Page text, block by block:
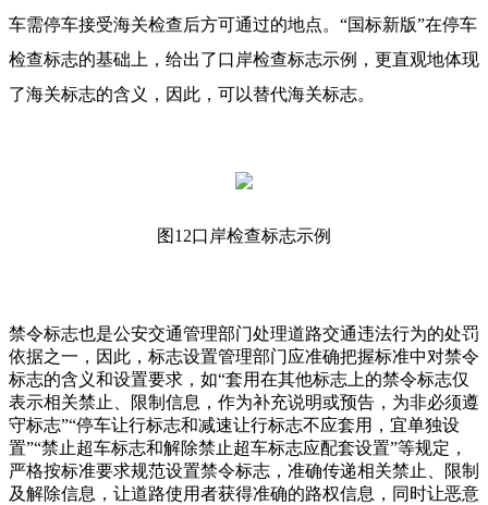
车需停车接受海关检查后方可通过的地点。“国标新版”在停车
检查标志的基础上，给出了口岸检查标志示例，更直观地体现
了海关标志的含义，因此，可以替代海关标志。
图12口岸检查标志示例
禁令标志也是公安交通管理部门处理道路交通违法行为的处罚
依据之一，因此，标志设置管理部门应准确把握标准中对禁令
标志的含义和设置要求，如“套用在其他标志上的禁令标志仅
表示相关禁止、限制信息，作为补充说明或预告，为非必须遵
守标志”“停车让行标志和减速让行标志不应套用，宜单独设
置”“禁止超车标志和解除禁止超车标志应配套设置”等规定，
严格按标准要求规范设置禁令标志，准确传递相关禁止、限制
及解除信息，让道路使用者获得准确的路权信息，同时让恶意